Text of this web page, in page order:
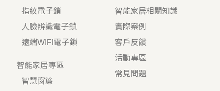
指紋電子鎖
人臉辨識電子鎖
遠端WIFI電子鎖
智能家居專區
智慧窗簾
智能家居相關知識
實際案例
客戶反饋
活動專區
常見問題